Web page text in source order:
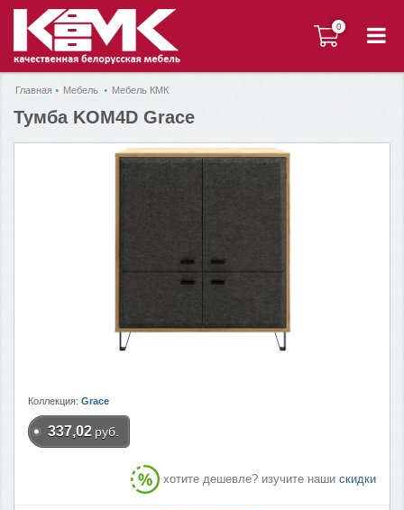
0
0
Главная Мебель Мебель КМК
Тумба KOM4D Grace
Коллекция: Grace
337,02 руб.
хотите дешевле? изучите наши скидки